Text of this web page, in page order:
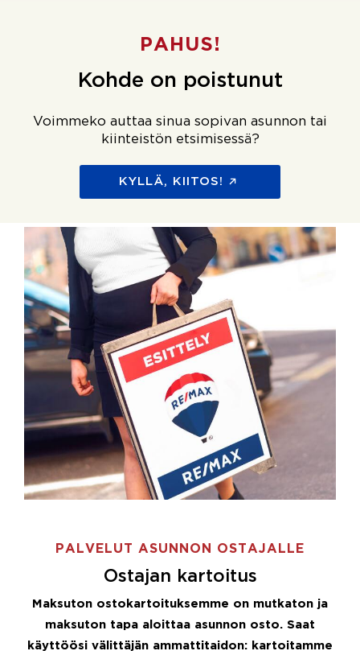
PAHUS!
Kohde on poistunut
Voimmeko auttaa sinua sopivan asunnon tai
kiinteistön etsimisessä?
KYLLÄ, KIITOS!
PALVELUT ASUNNON OSTAJALLE
Ostajan kartoitus
Maksuton ostokartoituksemme on mutkaton ja
maksuton tapa aloittaa asunnon osto. Saat
käyttöösi välittäjän ammattitaidon: kartoitamme